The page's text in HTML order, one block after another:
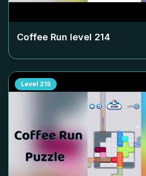
Coffee Run level 214
Level 215